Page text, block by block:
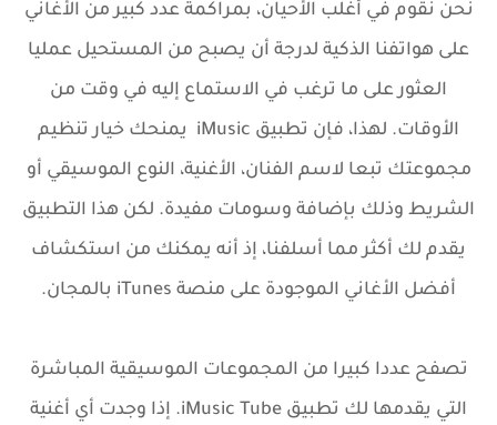
نحن نقوم في أغلب الأحيان، بمراكمة عدد كبير من الأغاني
على هواتفنا الذكية لدرجة أن يصبح من المستحيل عمليا
العثور على ما ترغب في الاستماع إليه في وقت من
الأوقات. لهذا، فإن تطبيق iMusic يمنحك خيار تنظيم
مجموعتك تبعا لاسم الفنان، الأغنية، النوع الموسيقي أو
الشريط وذلك بإضافة وسومات مفيدة. لكن هذا التطبيق
يقدم لك أكثر مما أسلفنا، إذ أنه يمكنك من استكشاف
أفضل الأغاني الموجودة على منصة iTunes بالمجان.
تصفح عددا كبيرا من المجموعات الموسيقية المباشرة
التي يقدمها لك تطبيق iMusic Tube. إذا وجدت أي أغنية